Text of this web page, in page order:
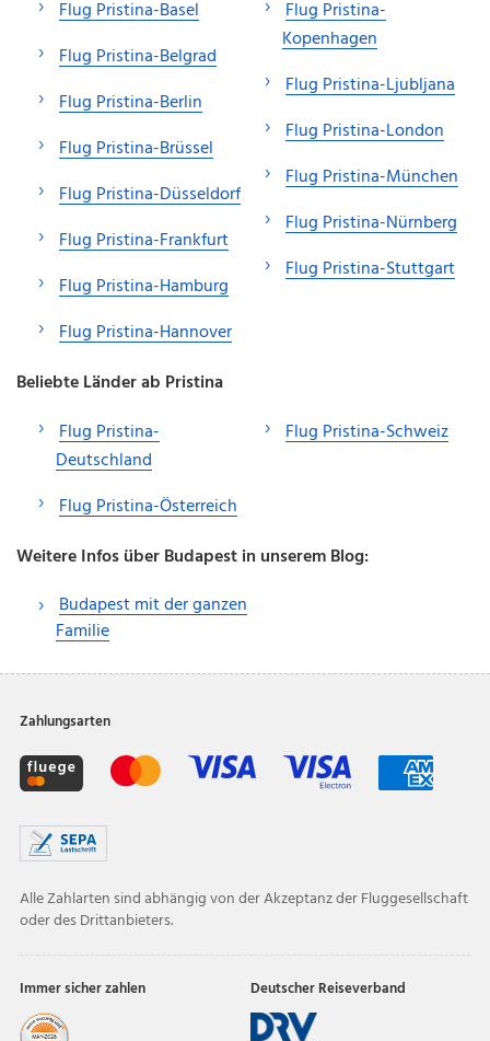
Flug Pristina-Basel
Flug Pristina-Belgrad
Flug Pristina-Berlin
Flug Pristina-Brüssel
Flug Pristina-Düsseldorf
Flug Pristina-Frankfurt
Flug Pristina-Hamburg
Flug Pristina-Hannover
Flug Pristina-
Kopenhagen
Flug Pristina-Ljubljana
Flug Pristina-London
Flug Pristina-München
Flug Pristina-Nürnberg
Flug Pristina-Stuttgart
Beliebte Länder ab Pristina
Flug Pristina-
Deutschland
Flug Pristina-Österreich
Flug Pristina-Schweiz
Weitere Infos über Budapest in unserem Blog:
Budapest mit der ganzen
Familie